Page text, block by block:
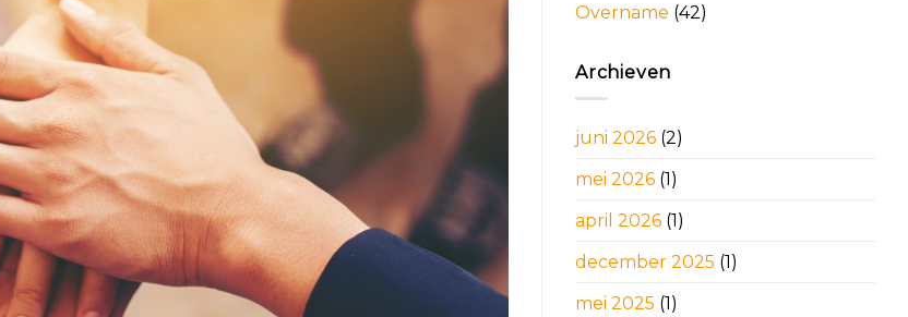
Overname (42)
Archieven
juni 2026 (2)
mei 2026 (1)
april 2026 (1)
december 2025 (1)
mei 2025 (1)